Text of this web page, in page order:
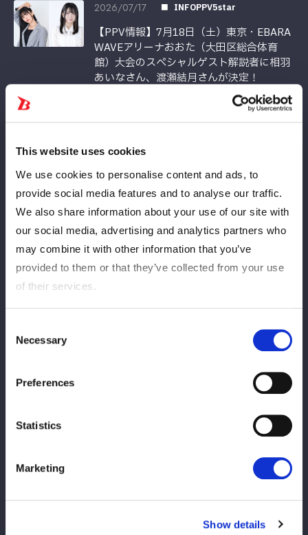
This website uses cookies
We use cookies to personalise content and ads, to
provide social media features and to analyse our traffic.
We also share information about your use of our site with
our social media, advertising and analytics partners who
may combine it with other information that you’ve
provided to them or that they’ve collected from your use
of their services.
Selection
Necessary
Preferences
Statistics
Marketing
Show details
2026/07/17 INFOPPV5star
【PPV情報】7月18日（土）東京・EBARA
WAVEアリーナおおた（大田区総合体育
館）大会のスペシャルゲスト解説者に相羽
あいなさん、渡瀬結月さんが決定！
2026/07/16 INFO対戦カード5star
【全対戦カード決定】7月18日大田区大会
2026/07/16 INFO5 étoiles
米AEWのジュリア・ハート 5★STAR初参
戦が決定！
2026/07/15
の夏、クソども楽しみに待っとけよ！」
presents STARDOM 5★STAR GP 2026
INFO対戦カード5star
【追加カード決定】7月18日大田区、7月